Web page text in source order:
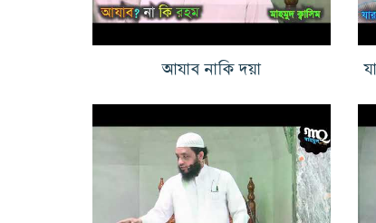
আযাব নাকি দয়া